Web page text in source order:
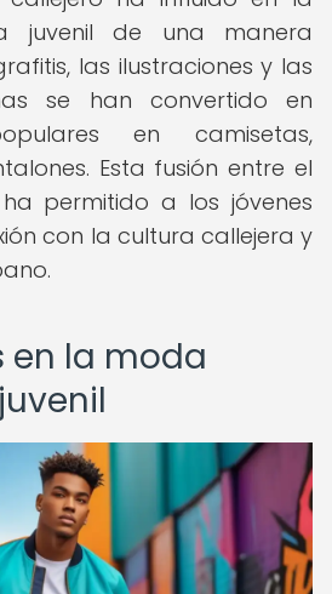
juvenil de una manera
las ilustraciones y las
se han convertido en
en camisetas,
Esta fusión entre el
permitido a los jóvenes
con la cultura callejera y
en la moda